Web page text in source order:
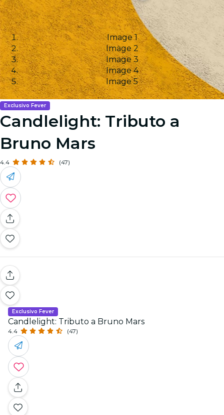
Image 1
Image 2
Image 3
Image 4
Image 5
Exclusivo Fever
Candlelight: Tributo a
Bruno Mars
4.4 (47)
Exclusivo Fever
Candlelight: Tributo a Bruno Mars
4.4 (47)